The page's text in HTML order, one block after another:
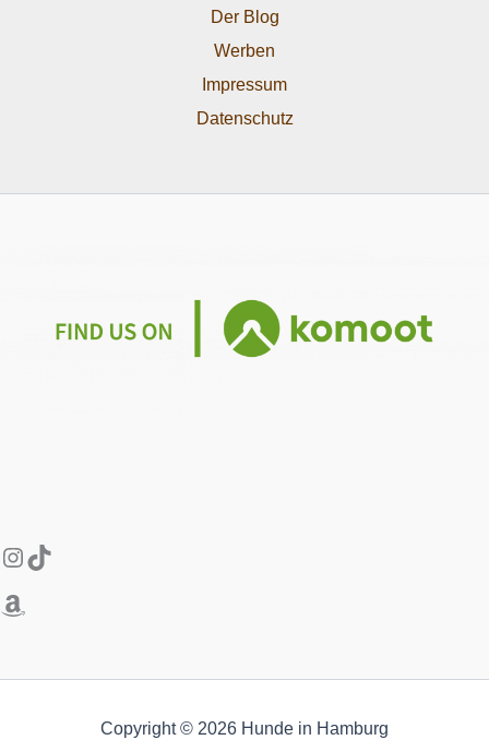
Der Blog
Werben
Impressum
Datenschutz
Instagram
TikTok
Amazon
Copyright © 2026 Hunde in Hamburg